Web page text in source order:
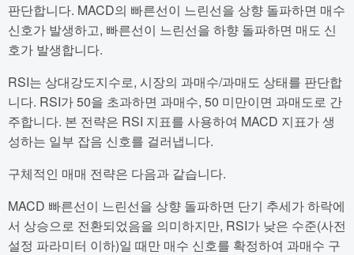
판단합니다. MACD의 빠른선이 느린선을 상향 돌파하면 매수
신호가 발생하고, 빠른선이 느린선을 하향 돌파하면 매도 신
호가 발생합니다.
RSI는 상대강도지수로, 시장의 과매수/과매도 상태를 판단합
니다. RSI가 50을 초과하면 과매수, 50 미만이면 과매도로 간
주합니다. 본 전략은 RSI 지표를 사용하여 MACD 지표가 생
성하는 일부 잡음 신호를 걸러냅니다.
구체적인 매매 전략은 다음과 같습니다.
MACD 빠른선이 느린선을 상향 돌파하면 단기 추세가 하락에
서 상승으로 전환되었음을 의미하지만, RSI가 낮은 수준(사전
설정 파라미터 이하)일 때만 매수 신호를 확정하여 과매수 구